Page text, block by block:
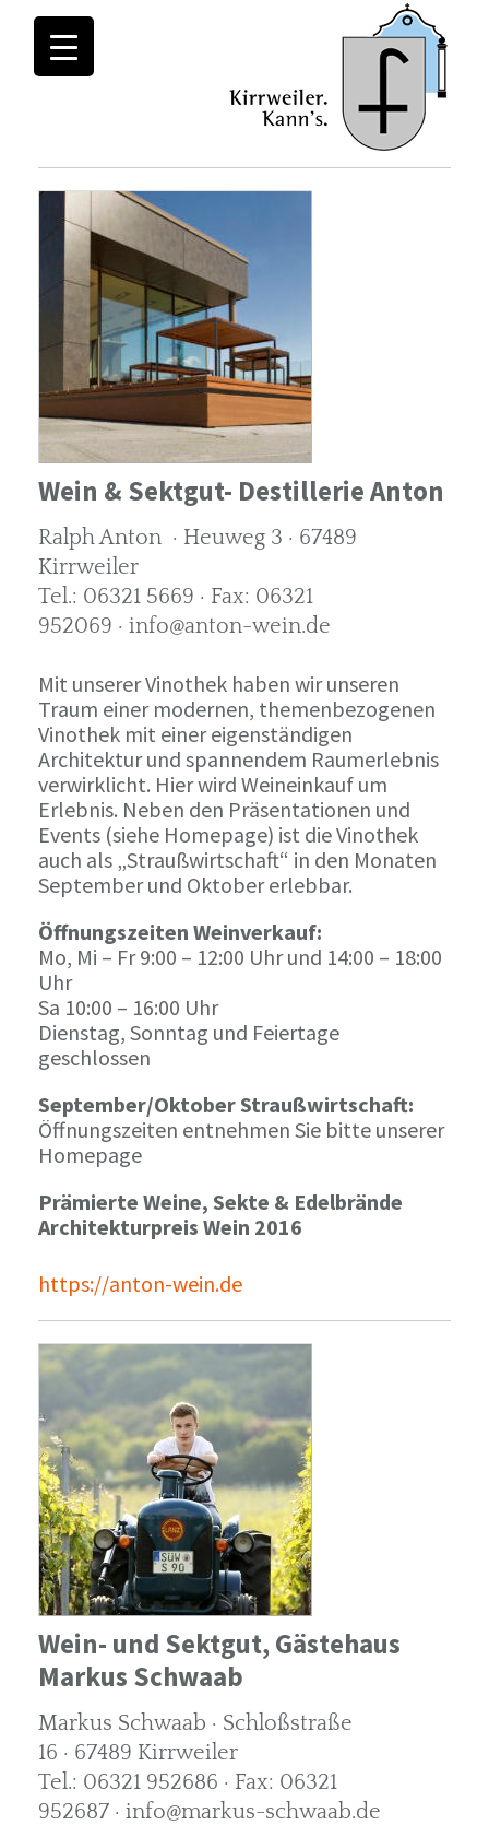
Wein & Sektgut- Destillerie Anton
Ralph Anton · Heuweg 3 · 67489
Kirrweiler
Tel.: 06321 5669 · Fax: 06321
952069 · info@anton-wein.de
Mit unserer Vinothek haben wir unseren
Traum einer modernen, themenbezogenen
Vinothek mit einer eigenständigen
Architektur und spannendem Raumerlebnis
verwirklicht. Hier wird Weineinkauf um
Erlebnis. Neben den Präsentationen und
Events (siehe Homepage) ist die Vinothek
auch als „Straußwirtschaft“ in den Monaten
September und Oktober erlebbar.
Öffnungszeiten Weinverkauf:
Mo, Mi – Fr 9:00 – 12:00 Uhr und 14:00 – 18:00
Uhr
Sa 10:00 – 16:00 Uhr
Dienstag, Sonntag und Feiertage
geschlossen
September/Oktober Straußwirtschaft:
Öffnungszeiten entnehmen Sie bitte unserer
Homepage
Prämierte Weine, Sekte & Edelbrände
Architekturpreis Wein 2016
https://anton-wein.de
Wein- und Sektgut, Gästehaus
Markus Schwaab
Markus Schwaab · Schloßstraße
16 · 67489 Kirrweiler
Tel.: 06321 952686 · Fax: 06321
952687 · info@markus-schwaab.de